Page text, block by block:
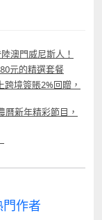
澳門威尼斯人！
元的精選套餐
境簽賬2%回贈，
曆新年精彩節目，
門作者